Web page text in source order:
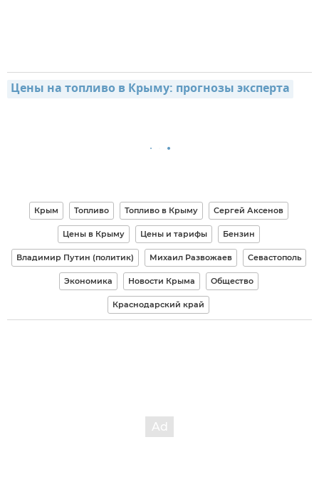
Цены на топливо в Крыму: прогнозы эксперта
Крым Топливо Топливо в Крыму Сергей Аксенов
Цены в Крыму Цены и тарифы Бензин
Владимир Путин (политик) Михаил Развожаев Севастополь
Экономика Новости Крыма Общество
Краснодарский край